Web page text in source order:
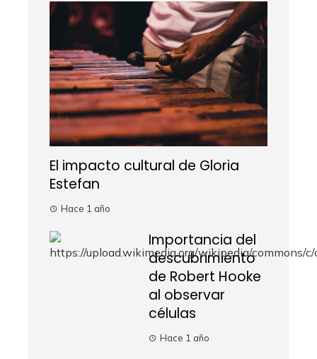
El impacto cultural de Gloria
Estefan
Hace 1 año
Importancia del
descubrimiento
de Robert Hooke
al observar
células
Hace 1 año